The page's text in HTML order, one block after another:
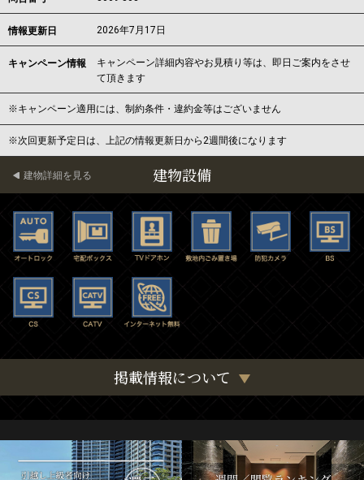
情報更新日 2026年7月17日
キャンペーン情報
キャンペーン詳細内容やお見積り等は、即日ご案内をさせ
て頂きます
※キャンペーン適用には、制約条件・違約金等はございません
※次回更新予定日は、上記の情報更新日から2週間後になります
建物設備
建物詳細を見る
掲載情報について